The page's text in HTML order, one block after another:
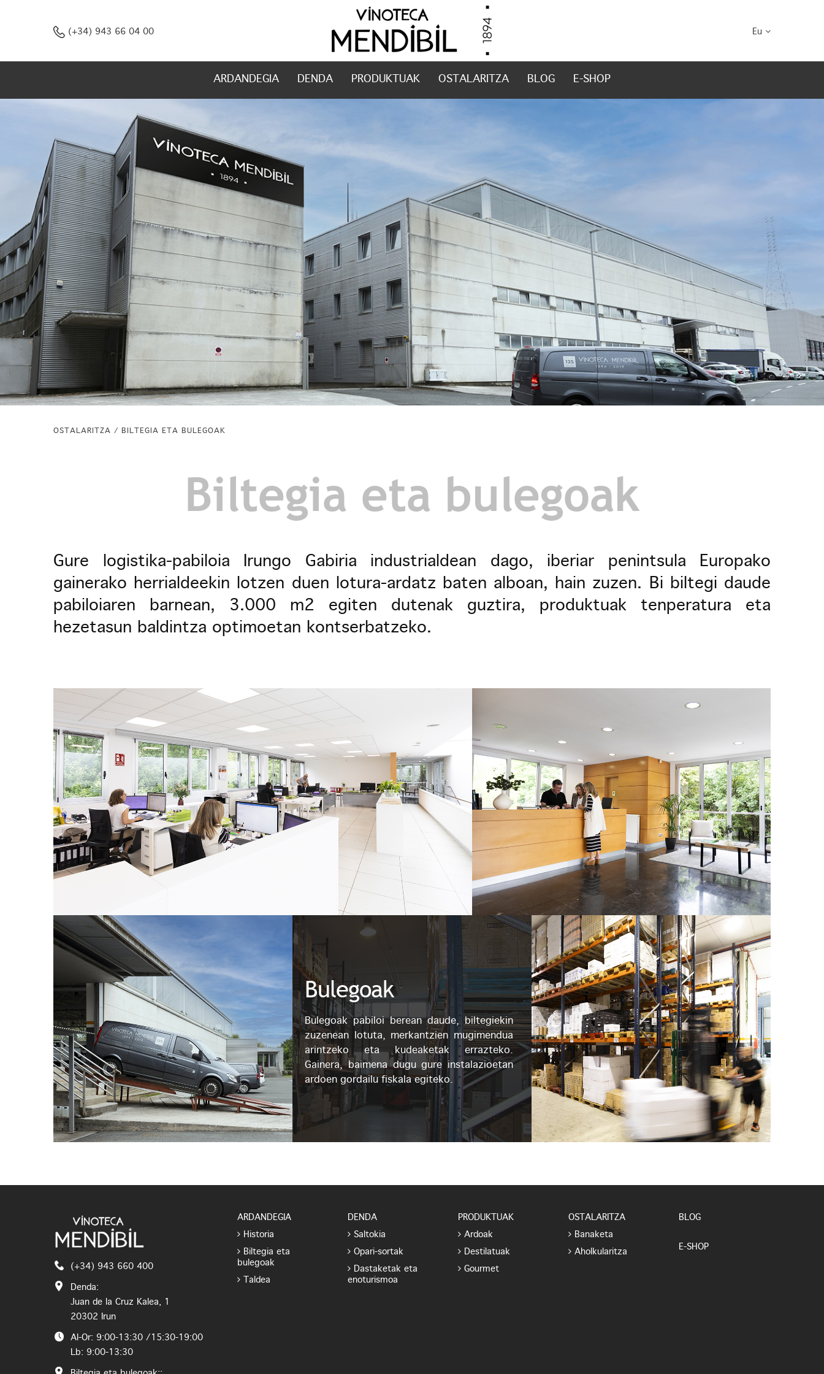
(+34) 943 66 04 00 Eu
ARDANDEGIA DENDA PRODUKTUAK OSTALARITZA BLOG E-SHOP
OSTALARITZA / BILTEGIA ETA BULEGOAK
Biltegia eta bulegoak
Gure logistika-pabiloia Irungo Gabiria industrialdean dago, iberiar penintsula Europako
gainerako herrialdeekin lotzen duen lotura-ardatz baten alboan, hain zuzen. Bi biltegi daude
pabiloiaren barnean, 3.000 m2 egiten dutenak guztira, produktuak tenperatura eta
hezetasun baldintza optimoetan kontserbatzeko.
Bulegoak
Bulegoak pabiloi berean daude, biltegiekin
zuzenean lotuta, merkantzien mugimendua
arintzeko eta kudeaketak errazteko.
Gainera, baimena dugu gure instalazioetan
ardoen gordailu fiskala egiteko.
(+34) 943 660 400
Denda:
Juan de la Cruz Kalea, 1
20302 Irun
Al-Or: 9:00-13:30 /15:30-19:00
Lb: 9:00-13:30
ARDANDEGIA
Historia
Biltegia eta
bulegoak
Taldea
DENDA
Saltokia
Opari-sortak
Dastaketak eta
enoturismoa
PRODUKTUAK
Ardoak
Destilatuak
Gourmet
OSTALARITZA
Banaketa
Aholkularitza
BLOG
E-SHOP